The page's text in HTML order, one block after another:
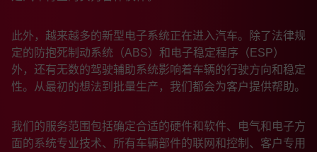
此外，越来越多的新型电子系统正在进入汽车。除了法律规
定的防抱死制动系统（ABS）和电子稳定程序（ESP）
外，还有无数的驾驶辅助系统影响着车辆的行驶方向和稳定
性。从最初的想法到批量生产，我们都会为客户提供帮助。
我们的服务范围包括确定合适的硬件和软件、电气和电子方
面的系统专业技术、所有车辆部件的联网和控制、客户专用